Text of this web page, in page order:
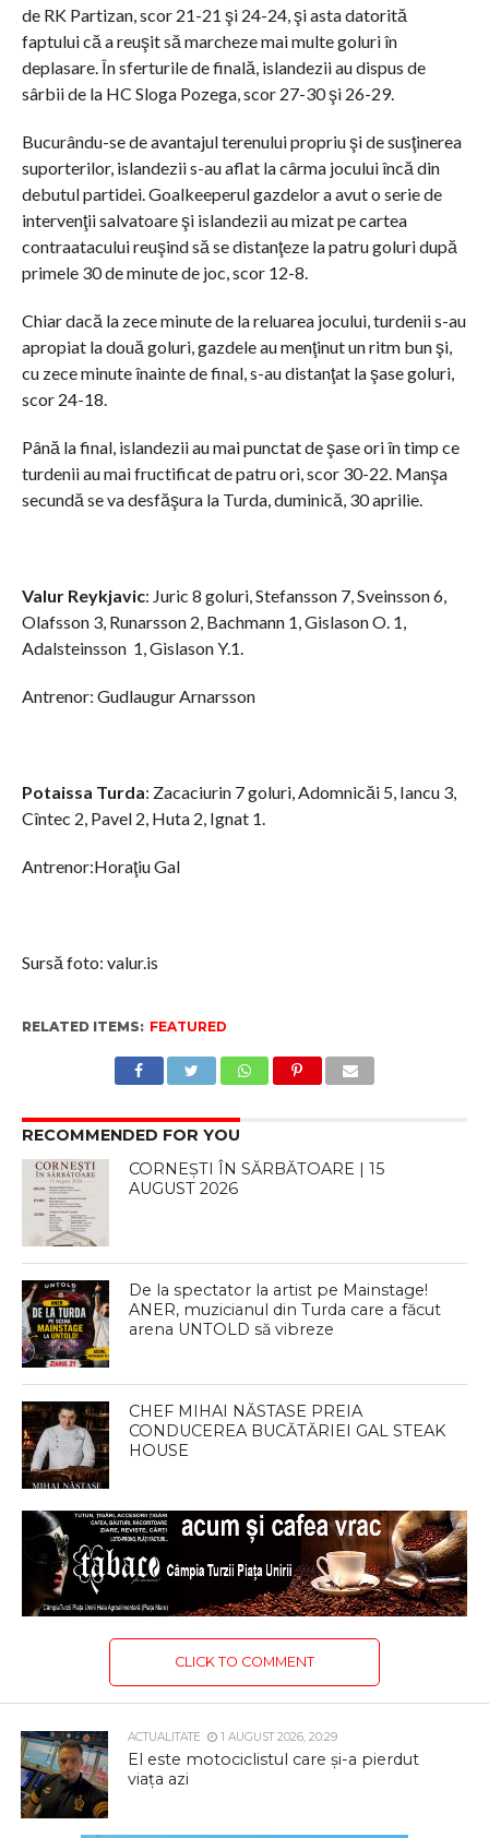
de RK Partizan, scor 21-21 şi 24-24, şi asta datorită
faptului că a reuşit să marcheze mai multe goluri în
deplasare. În sferturile de finală, islandezii au dispus de
sârbii de la HC Sloga Pozega, scor 27-30 şi 26-29.
Bucurându-se de avantajul terenului propriu şi de susţinerea
suporterilor, islandezii s-au aflat la cârma jocului încă din
debutul partidei. Goalkeeperul gazdelor a avut o serie de
intervenţii salvatoare şi islandezii au mizat pe cartea
contraatacului reuşind să se distanţeze la patru goluri după
primele 30 de minute de joc, scor 12-8.
Chiar dacă la zece minute de la reluarea jocului, turdenii s-au
apropiat la două goluri, gazdele au menţinut un ritm bun şi,
cu zece minute înainte de final, s-au distanţat la şase goluri,
scor 24-18.
Până la final, islandezii au mai punctat de şase ori în timp ce
turdenii au mai fructificat de patru ori, scor 30-22. Manşa
secundă se va desfăşura la Turda, duminică, 30 aprilie.
Valur Reykjavic: Juric 8 goluri, Stefansson 7, Sveinsson 6,
Olafsson 3, Runarsson 2, Bachmann 1, Gislason O. 1,
Adalsteinsson 1, Gislason Y.1.
Antrenor: Gudlaugur Arnarsson
Potaissa Turda: Zacaciurin 7 goluri, Adomnicăi 5, Iancu 3,
Cîntec 2, Pavel 2, Huta 2, Ignat 1.
Antrenor:Horaţiu Gal
Sursă foto: valur.is
RELATED ITEMS: FEATURED
RECOMMENDED FOR YOU
CORNEȘTI ÎN SĂRBĂTOARE | 15
AUGUST 2026
De la spectator la artist pe Mainstage!
ANER, muzicianul din Turda care a făcut
arena UNTOLD să vibreze
CHEF MIHAI NĂSTASE PREIA
CONDUCEREA BUCĂTĂRIEI GAL STEAK
HOUSE
CLICK TO COMMENT
ACTUALITATE 1 AUGUST 2026, 20:29
El este motociclistul care și-a pierdut
viața azi